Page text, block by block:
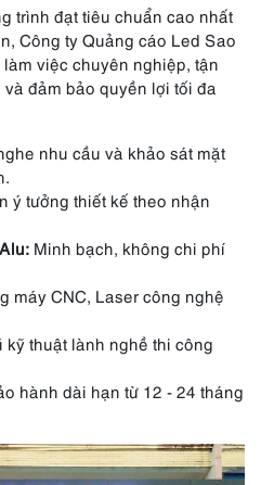
trình đạt tiêu chuẩn cao nhất
Công ty Quảng cáo Led Sao
việc chuyên nghiệp, tận
đảm bảo quyền lợi tối đa
nhu cầu và khảo sát mặt
ý tưởng thiết kế theo nhận
Minh bạch, không chi phí
máy CNC, Laser công nghệ
kỹ thuật lành nghề thi công
hành dài hạn từ 12 - 24 tháng